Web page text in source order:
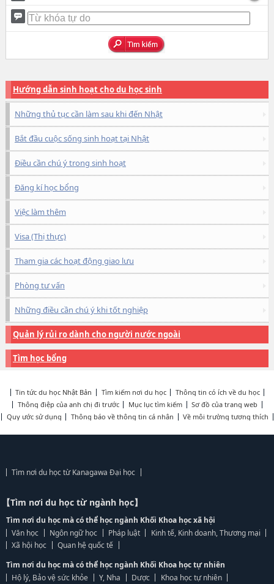
Hướng dẫn sinh hoạt cho du học sinh
Những thủ tục cần làm sau khi đến Nhật
Bắt đầu cuộc sống sinh hoạt tại Nhật
Điều cần chú ý trong sinh hoạt
Đăng kí học bổng
Việc làm thêm
Visa (Thị thực)
Tham gia các hoạt động giao lưu
Phòng tư vấn
Những điều cần chú ý khi tốt nghiệp
Quản lý rủi ro dành cho người nước ngoài
Tìm học bổng
Tin tức du học Nhật Bản Tìm kiếm nơi du học
Thông tin có ích về du học
Thông điệp của anh chị đi trước
Mục lục tìm kiếm
Sơ đồ của trang web
Quy ước sử dụng
Thông báo về thông tin cá nhân Về môi trường tương thích
Tìm nơi du học từ Kanagawa Đại học
【Tìm nơi du học từ ngành học】
Tìm nơi du học mà có thể học ngành Khối Khoa học xã hội
Văn học
Ngôn ngữ học Pháp luật
Kinh tế, Kinh doanh, Thương mại
Xã hội học
Quan hệ quốc tế
Tìm nơi du học mà có thể học ngành Khối Khoa học tự nhiên
Hộ lý, Bảo vệ sức khỏe
Y, Nha Dược
Khoa học tự nhiên